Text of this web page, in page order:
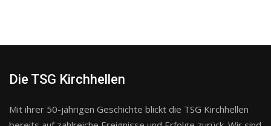
Die TSG Kirchhellen
Mit ihrer 50-jährigen Geschichte blickt die TSG Kirchhellen